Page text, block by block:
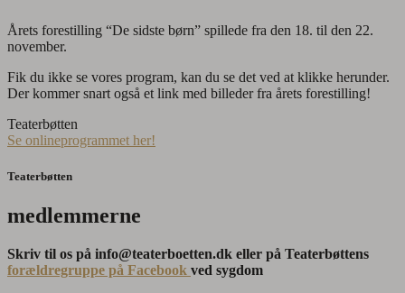
Årets forestilling “De sidste børn” spillede fra den 18. til den 22.
november.
Fik du ikke se vores program, kan du se det ved at klikke herunder.
Der kommer snart også et link med billeder fra årets forestilling!
Teaterbøtten
Se onlineprogrammet her!
Teaterbøtten
medlemmerne
Skriv til os på info@teaterboetten.dk eller på Teaterbøttens
forældregruppe på Facebook ved sygdom